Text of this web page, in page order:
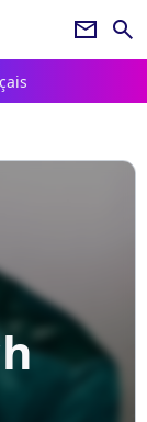
newsletter search